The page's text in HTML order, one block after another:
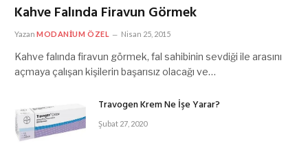
Kahve Falında Firavun Görmek
Yazan MODANIUM ÖZEL Nisan 25, 2015
Kahve falında firavun görmek, fal sahibinin sevdiği ile arasını
açmaya çalışan kişilerin başarısız olacağı ve…
Travogen Krem Ne İşe Yarar?
Şubat 27, 2020